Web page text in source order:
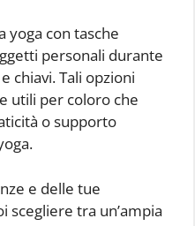
yoga con tasche
personali durante
chiavi. Tali opzioni
utili per coloro che
o supporto
e delle tue
scegliere tra un’ampia